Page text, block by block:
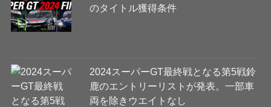
のタイトル獲得条件
2024スーパーGT最終戦となる第5戦鈴
鹿のエントリーリストが発表。一部車
両を除きウエイトなし